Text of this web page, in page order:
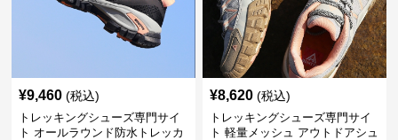
¥9,460 (税込)
トレッキングシューズ専門サイ
ト オールラウンド防水トレッカ
¥8,620 (税込)
トレッキングシューズ専門サイ
ト 軽量メッシュ アウトドアシュ